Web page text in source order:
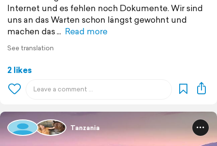
Internet und es fehlen noch Dokumente. Wir sind
uns an das Warten schon längst gewohnt und
machen das
Read more
See translation
2 likes
Tanzania